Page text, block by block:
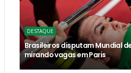
DESTAQUE
Brasileiros disputam Mundial
mirando vagas em Paris